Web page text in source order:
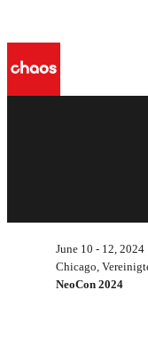
June 10 - 12, 2024
Chicago,
NeoCon 2024